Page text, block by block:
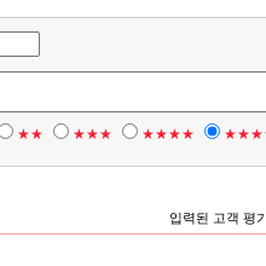
★★ ★★★ ★★★★
입력된 고객 평